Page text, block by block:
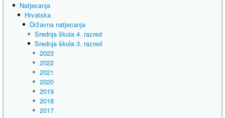
Natjecanja
Hrvatska
Državna natjecanja
Srednja škola 4. razred
Srednja škola 3. razred
2023
2022
2021
2020
2019
2018
2017